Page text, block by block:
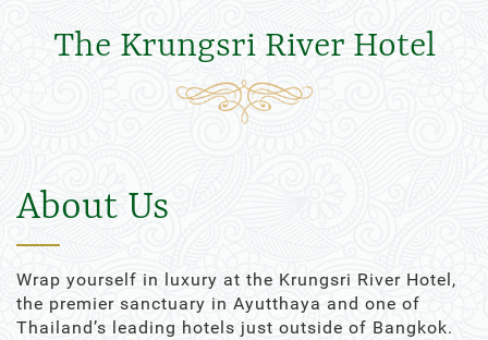
The Krungsri River Hotel
About Us
Wrap yourself in luxury at the Krungsri River Hotel,
the premier sanctuary in Ayutthaya and one of
Thailand’s leading hotels just outside of Bangkok.